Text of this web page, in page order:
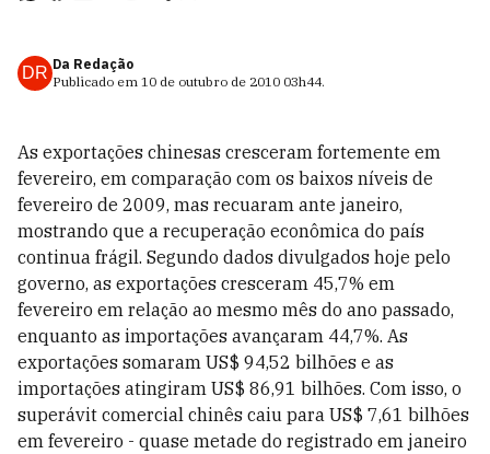
DR Da Redação
Publicado em 10 de outubro de 2010 03h44.
As exportações chinesas cresceram fortemente em
fevereiro, em comparação com os baixos níveis de
fevereiro de 2009, mas recuaram ante janeiro,
mostrando que a recuperação econômica do país
continua frágil. Segundo dados divulgados hoje pelo
governo, as exportações cresceram 45,7% em
fevereiro em relação ao mesmo mês do ano passado,
enquanto as importações avançaram 44,7%. As
exportações somaram US$ 94,52 bilhões e as
importações atingiram US$ 86,91 bilhões. Com isso, o
superávit comercial chinês caiu para US$ 7,61 bilhões
em fevereiro - quase metade do registrado em janeiro